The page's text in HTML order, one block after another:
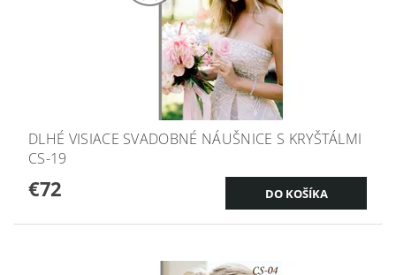
DLHÉ VISIACE SVADOBNÉ NÁUŠNICE S KRYŠTÁLMI
CS-19
€72